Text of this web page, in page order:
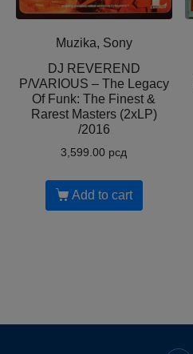
Muzika, Sony
DJ REVEREND
P/VARIOUS – The Legacy
Of Funk: The Finest &
Rarest Masters (2xLP)
/2016
3,599.00 рсд
Add to cart